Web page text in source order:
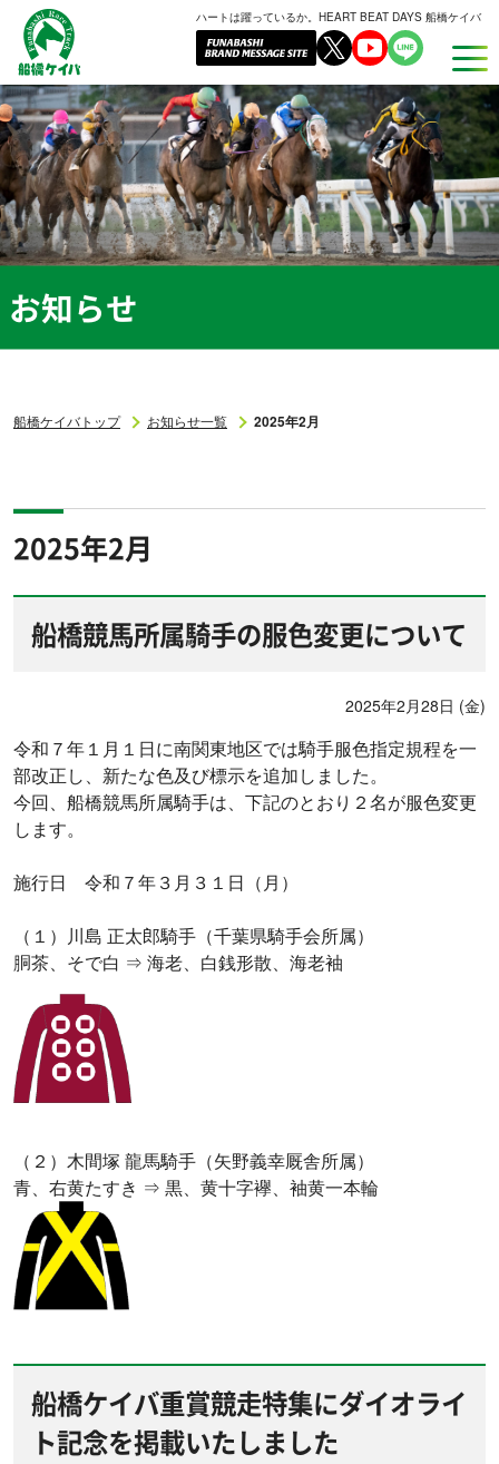
船
橋
ケ
イ
バ
ハートは躍っているか。HEART BEAT DAYS 船橋ケイバ
お知らせ
船橋ケイバトップ お知らせ一覧 2025年2月
2025年2月
船橋競馬所属騎手の服色変更について
2025年2月28日 (金)
令和７年１月１日に南関東地区では騎手服色指定規程を一
部改正し、新たな色及び標示を追加しました。
今回、船橋競馬所属騎手は、下記のとおり２名が服色変更
します。
施行日 令和７年３月３１日（月）
（１）川島 正太郎騎手（千葉県騎手会所属）
胴茶、そで白 ⇒ 海老、白銭形散、海老袖
（２）木間塚 龍馬騎手（矢野義幸厩舎所属）
青、右黄たすき ⇒ 黒、黄十字襷、袖黄一本輪
船橋ケイバ重賞競走特集にダイオライ
ト記念を掲載いたしました